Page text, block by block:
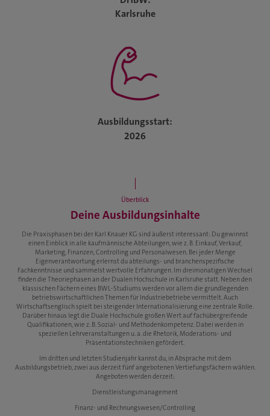
Karlsruhe
Ausbildungsstart:
2026
Überblick
Deine Ausbildungsinhalte
Die Praxisphasen bei der Karl Knauer KG sind äußerst interessant: Du gewinnst
einen Einblick in alle kaufmännische Abteilungen, wie z. B. Einkauf, Verkauf,
Marketing, Finanzen, Controlling und Personalwesen. Bei jeder Menge
Eigenverantwortung erlernst du abteilungs- und branchenspezifische
Fachkenntnisse und sammelst wertvolle Erfahrungen. Im dreimonatigen Wechsel
finden die Theoriephasen an der Dualen Hochschule in Karlsruhe statt. Neben den
klassischen Fächern eines BWL-Studiums werden vor allem die grundlegenden
betriebswirtschaftlichen Themen für Industriebetriebe vermittelt. Auch
Wirtschaftsenglisch spielt bei steigender Internationalisierung eine zentrale Rolle.
Darüber hinaus legt die Duale Hochschule großen Wert auf fachübergreifende
Qualifikationen, wie z. B. Sozial- und Methodenkompetenz. Dabei werden in
speziellen Lehrveranstaltungen u. a. die Rhetorik, Moderations- und
Präsentationstechniken gefördert.
Im dritten und letzten Studienjahr kannst du, in Absprache mit dem
Ausbildungsbetrieb, zwei aus derzeit fünf angebotenen Vertiefungsfächern wählen.
Angeboten werden derzeit:
Dienstleistungsmanagement
Finanz- und Rechnungswesen/Controlling